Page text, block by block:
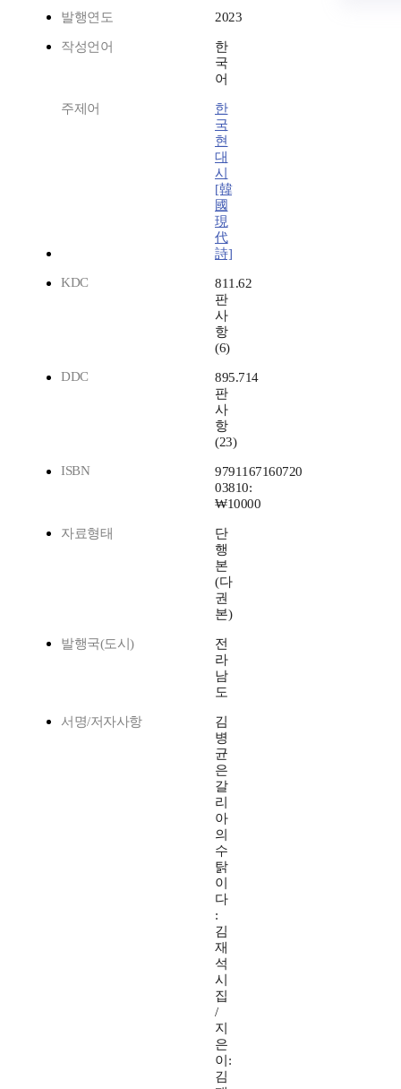
발행연도 2023
작성언어
한
국
어
주제어
한
국
현
대
시
[韓
國
現
代
詩]
KDC
811.62
판
사
항
(6)
DDC
895.714
판
사
항
(23)
ISBN
9791167160720
03810:
₩10000
자료형태
단
행
본
(다
권
본)
발행국(도시)
전
라
남
도
서명/저자사항
김
병
균
은
갈
리
아
의
수
탉
이
다
:
김
재
석
시
집
/
지
은
이:
김